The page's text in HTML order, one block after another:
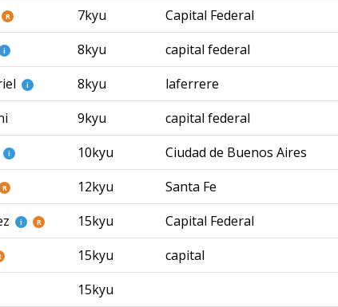
R 7kyu Capital Federal
i 8kyu capital federal
i 8kyu laferrere
9kyu capital federal
i 10kyu Ciudad de Buenos Aires
R 12kyu Santa Fe
i R 15kyu Capital Federal
15kyu capital
15kyu